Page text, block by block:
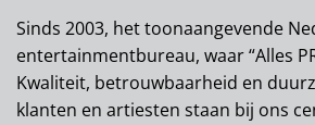
Sinds 2003, het toonaangevende
entertainmentbureau, waar “Alles
Kwaliteit, betrouwbaarheid en
klanten en artiesten staan bij ons